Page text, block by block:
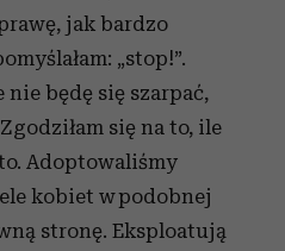
jak bardzo
„stop!”.
nie będę się szarpać,
się na to, ile
to. Adoptowaliśmy
kobiet w podobnej
stronę. Eksploatują